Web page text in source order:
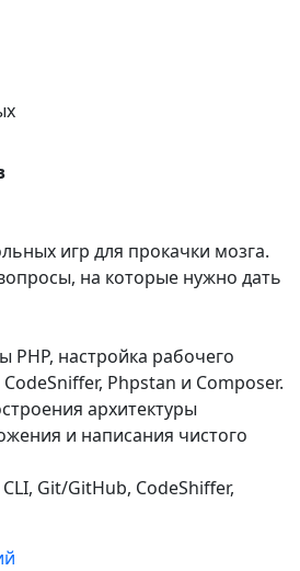
игр для прокачки мозга.
на которые нужно дать
PHP, настройка рабочего
Phpstan и Composer.
архитектуры
и написания чистого
Git/GitHub, CodeShiffer,